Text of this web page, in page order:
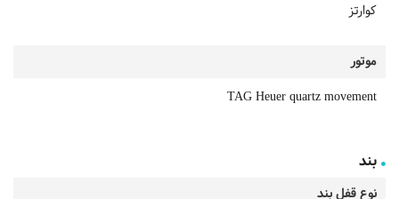
کوارتز
موتور
TAG Heuer quartz movement
بند
نوع قفل بند